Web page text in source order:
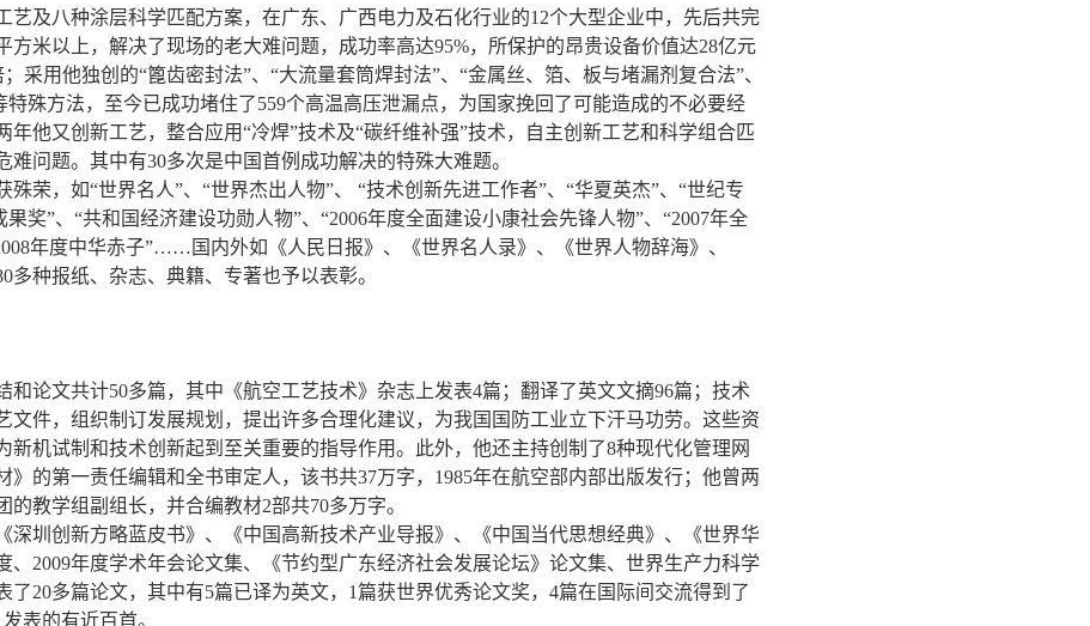
艺及八种涂层科学匹配方案，在广东、广西电力及石化行业的12个大型企业中，先后共完
方米以上，解决了现场的老大难问题，成功率高达95%，所保护的昂贵设备价值达28亿元
采用他独创的“篦齿密封法”、“大流量套筒焊封法”、“金属丝、箔、板与堵漏剂复合法”、
特殊方法，至今已成功堵住了559个高温高压泄漏点，为国家挽回了可能造成的不必要经
年他又创新工艺，整合应用“冷焊”技术及“碳纤维补强”技术，自主创新工艺和科学组合匹
问题。其中有30多次是中国首例成功解决的特殊大难题。
荣，如“世界名人”、“世界杰出人物”、 “技术创新先进工作者”、“华夏英杰”、“世纪专
奖”、“共和国经济建设功勋人物”、“2006年度全面建设小康社会先锋人物”、“2007年全
年度中华赤子”……国内外如《人民日报》、《世界名人录》、《世界人物辞海》、
多种报纸、杂志、典籍、专著也予以表彰。
和论文共计50多篇，其中《航空工艺技术》杂志上发表4篇；翻译了英文文摘96篇；技术
文件，组织制订发展规划，提出许多合理化建议，为我国国防工业立下汗马功劳。这些资
新机试制和技术创新起到至关重要的指导作用。此外，他还主持创制了8种现代化管理网
的第一责任编辑和全书审定人，该书共37万字，1985年在航空部内部出版发行；他曾两
教学组副组长，并合编教材2部共70多万字。
深圳创新方略蓝皮书》、《中国高新技术产业导报》、《中国当代思想经典》、《世界华
、2009年度学术年会论文集、《节约型广东经济社会发展论坛》论文集、世界生产力科学
了20多篇论文，其中有5篇已译为英文，1篇获世界优秀论文奖，4篇在国际间交流得到了
表的有近百首。